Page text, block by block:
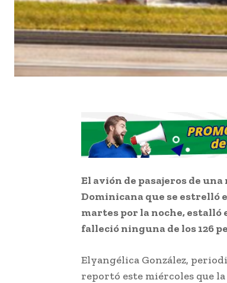
El avión de pasajeros de
Dominicana que se estrelló
martes por la noche, estalló
falleció ninguna de los 126
Elyangélica González,
reportó este miércoles que